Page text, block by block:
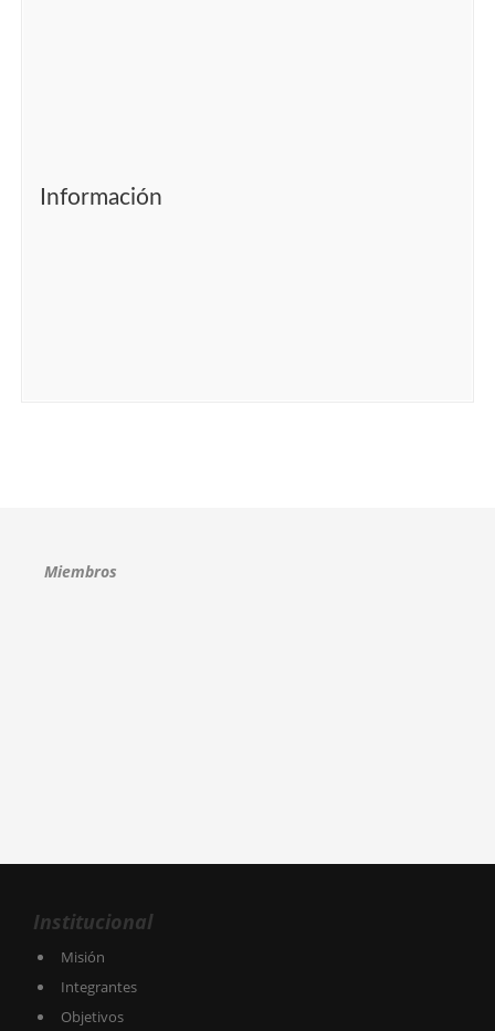
Información
Miembros
Institucional
Misión
Integrantes
Objetivos